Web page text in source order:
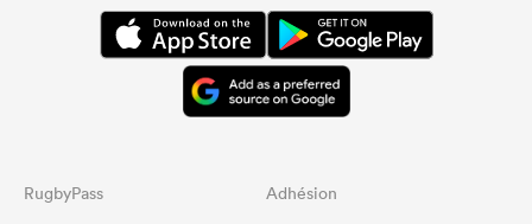
RugbyPass Adhésion